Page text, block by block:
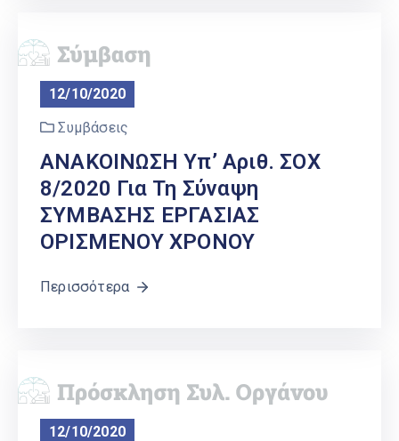
12/10/2020
Συμβάσεις
ΑΝΑΚΟΙΝΩΣΗ Υπ’ Αριθ. ΣΟΧ
8/2020 Για Τη Σύναψη
ΣΥΜΒΑΣΗΣ ΕΡΓΑΣΙΑΣ
ΟΡΙΣΜΕΝΟΥ ΧΡΟΝΟΥ
Περισσότερα
12/10/2020